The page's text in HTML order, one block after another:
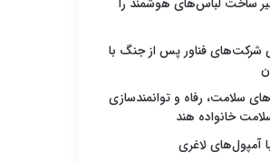
شرکت‌های فناور پس از جنگ با
سلامت، رفاه و توانمندسازی
خانواده هند
آمپول‌های لاغری